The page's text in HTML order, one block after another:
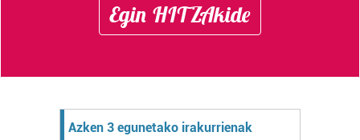
Egin HITZAkide
Azken 3 egunetako irakurrienak